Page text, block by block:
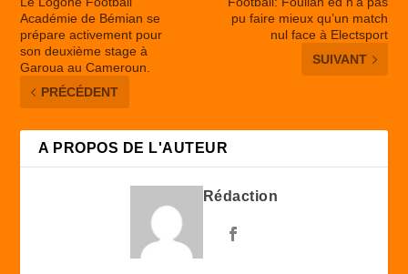
Académie de Bémian se
prépare activement pour
son deuxième stage à
Garoua au Cameroun.
PRÉCÉDENT
pu faire mieux qu’un match
nul face à Electsport
SUIVANT
A PROPOS DE L'AUTEUR
Rédaction